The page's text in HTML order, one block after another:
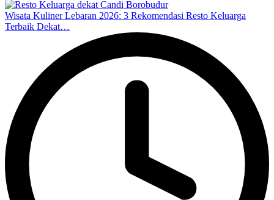
Wisata Kuliner Lebaran 2026: 3 Rekomendasi Resto Keluarga
Terbaik Dekat…